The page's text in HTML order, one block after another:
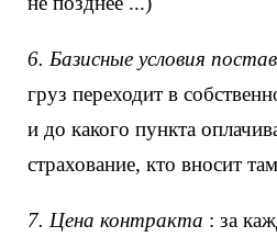
6. Базисные условия
груз переходит в
и до какого пункта
страхование, кто вносит
7. Цена контракта : за